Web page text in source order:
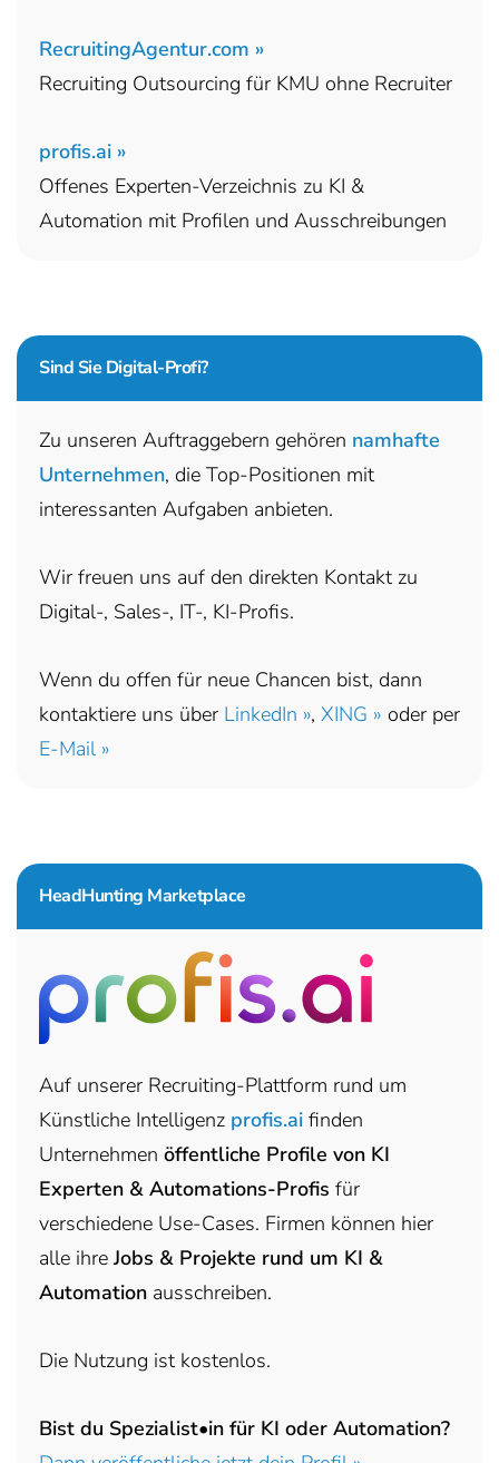
RecruitingAgentur.com »
Recruiting Outsourcing für KMU ohne Recruiter
profis.ai »
Offenes Experten-Verzeichnis zu KI &
Automation mit Profilen und Ausschreibungen
Sind Sie Digital-Profi?
Zu unseren Auftraggebern gehören namhafte
Unternehmen, die Top-Positionen mit
interessanten Aufgaben anbieten.
Wir freuen uns auf den direkten Kontakt zu
Digital-, Sales-, IT-, KI-Profis.
Wenn du offen für neue Chancen bist, dann
kontaktiere uns über LinkedIn », XING » oder per
E-Mail »
HeadHunting Marketplace
Auf unserer Recruiting-Plattform rund um
Künstliche Intelligenz profis.ai finden
Unternehmen öffentliche Profile von KI
Experten & Automations-Profis für
verschiedene Use-Cases. Firmen können hier
alle ihreJobs & Projekte rund um KI &
Automation ausschreiben.
Die Nutzung ist kostenlos.
Bist du Spezialist•in für KI oder Automation?